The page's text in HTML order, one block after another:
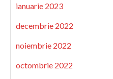
ianuarie 2023
decembrie 2022
noiembrie 2022
octombrie 2022